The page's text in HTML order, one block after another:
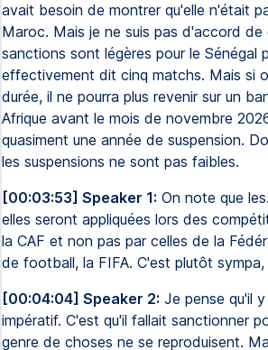
avait besoin de montrer qu'elle n'était
Maroc. Mais je ne suis pas d'accord de
sanctions sont légères pour le Sénégal
effectivement dit cinq matchs. Mais si
durée, il ne pourra plus revenir sur un
Afrique avant le mois de novembre
quasiment une année de suspension.
les suspensions ne sont pas faibles.
[00:03:53] Speaker 1: On note que
elles seront appliquées lors des
la CAF et non pas par celles de la
de football, la FIFA. C'est plutôt sympa,
[00:04:04] Speaker 2: Je pense qu'il
impératif. C'est qu'il fallait sanctionner
genre de choses ne se reproduisent.